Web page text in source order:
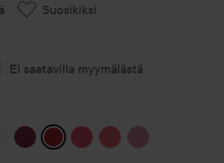
Suosikiksi
Ei saatavilla myymälästä